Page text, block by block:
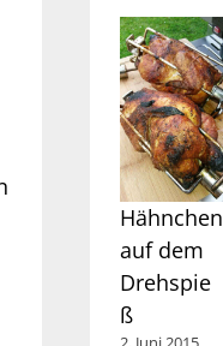
Hähnchen
auf dem
Drehspie
ß